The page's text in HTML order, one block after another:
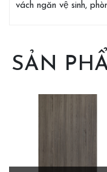
vách ngăn vệ sinh,
SẢN